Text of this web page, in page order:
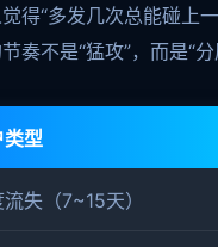
得“多发几次总能碰上
奏不是“猛攻”，而是“
类型
失（7~15天）